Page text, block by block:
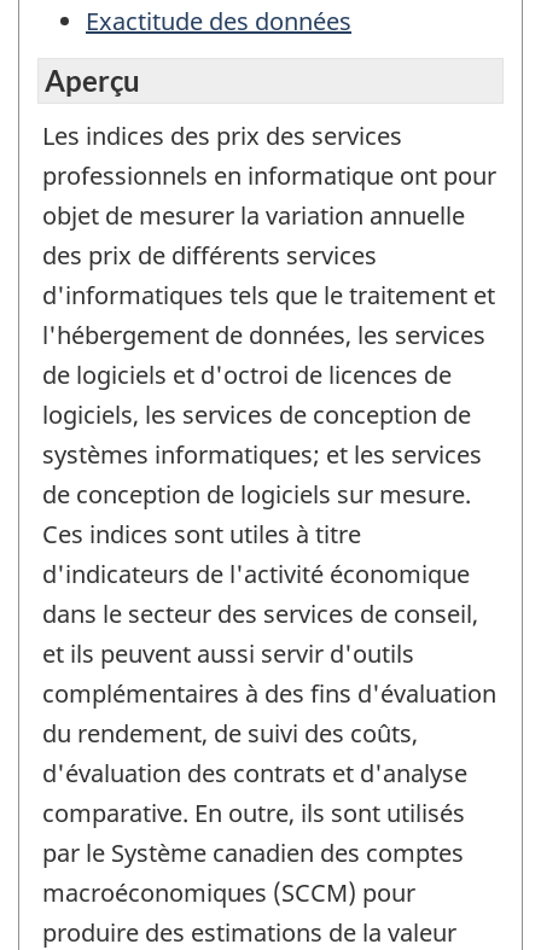
Exactitude des données
Aperçu
Les indices des prix des services
professionnels en informatique ont pour
objet de mesurer la variation annuelle
des prix de différents services
d'informatiques tels que le traitement et
l'hébergement de données, les services
de logiciels et d'octroi de licences de
logiciels, les services de conception de
systèmes informatiques; et les services
de conception de logiciels sur mesure.
Ces indices sont utiles à titre
d'indicateurs de l'activité économique
dans le secteur des services de conseil,
et ils peuvent aussi servir d'outils
complémentaires à des fins d'évaluation
du rendement, de suivi des coûts,
d'évaluation des contrats et d'analyse
comparative. En outre, ils sont utilisés
par le Système canadien des comptes
macroéconomiques (SCCM) pour
produire des estimations de la valeur